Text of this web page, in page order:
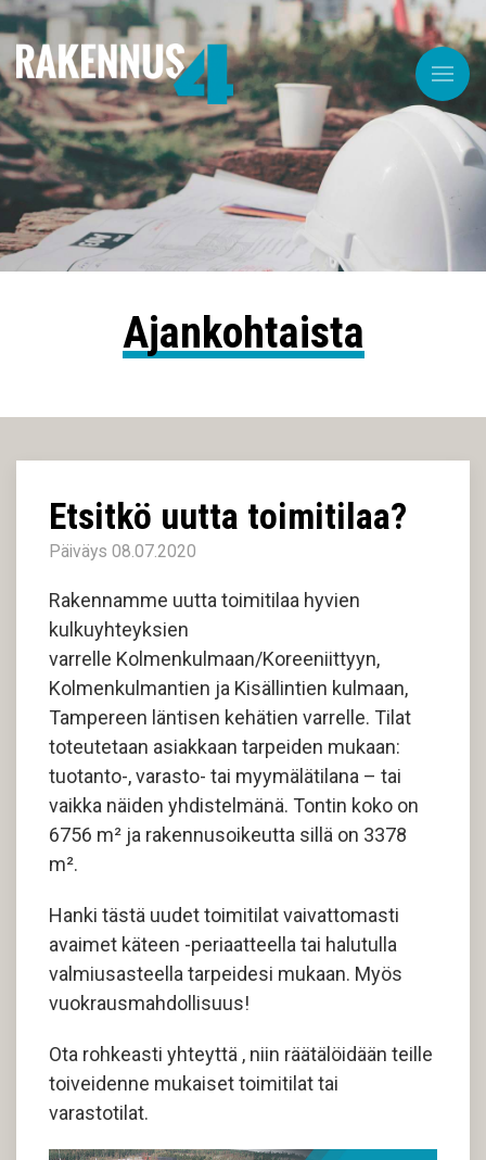
Ajankohtaista
Etsitkö uutta toimitilaa?
Päiväys 08.07.2020
Rakennamme uutta toimitilaa hyvien
kulkuyhteyksien
varrelle Kolmenkulmaan/Koreeniittyyn,
Kolmenkulmantien ja Kisällintien kulmaan,
Tampereen läntisen kehätien varrelle. Tilat
toteutetaan asiakkaan tarpeiden mukaan:
tuotanto-, varasto- tai myymälätilana – tai
vaikka näiden yhdistelmänä. Tontin koko on
6756 m² ja rakennusoikeutta sillä on 3378
m².
Hanki tästä uudet toimitilat vaivattomasti
avaimet käteen -periaatteella tai halutulla
valmiusasteella tarpeidesi mukaan. Myös
vuokrausmahdollisuus!
Ota rohkeasti yhteyttä , niin räätälöidään teille
toiveidenne mukaiset toimitilat tai
varastotilat.